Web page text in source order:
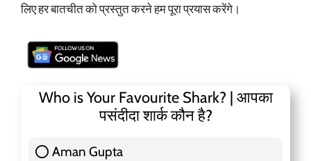
लिए हर बातचीत को प्रस्तुत करने हम पूरा प्रयास करेंगे।
Who is Your Favourite Shark? | आपका
पसंदीदा शार्क कौन है?
Aman Gupta